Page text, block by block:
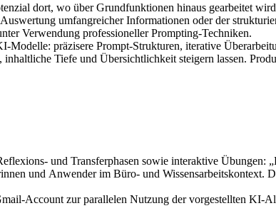
dort, wo über Grundfunktionen hinaus gearbeitet
umfangreicher Informationen oder der
Verwendung professioneller Prompting-Techniken.
präzisere Prompt‑Strukturen, iterative
Tiefe und Übersichtlichkeit steigern lassen.
und Transferphasen sowie interaktive Übungen:
und Anwender im Büro‑ und Wissensarbeitskontext.
Account zur parallelen Nutzung der vorgestellten KI-